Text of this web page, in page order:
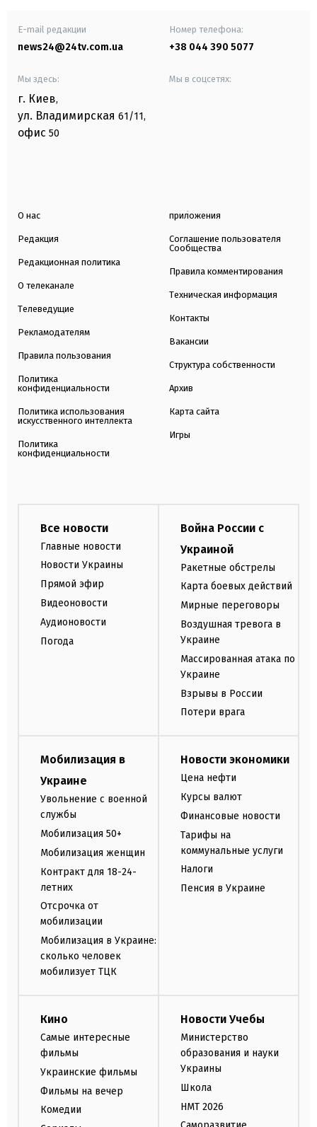
E-mail редакции
news24@24tv.com.ua
Номер телефона:
+38 044 390 5077
Мы здесь:
г. Киев,
ул. Владимирская 61/11,
офис 50
Мы в соцсетях:
О нас
Редакция
Редакционная политика
О телеканале
Телеведущие
Рекламодателям
Правила пользования
Политика
конфиденциальности
Политика использования
искусственного интеллекта
Политика
конфиденциальности
приложения
Соглашение пользователя
Сообщества
Правила комментирования
Техническая информация
Контакты
Вакансии
Структура собственности
Архив
Карта сайта
Игры
Все новости
Главные новости
Новости Украины
Прямой эфир
Видеоновости
Аудионовости
Погода
Война России с
Украиной
Ракетные обстрелы
Карта боевых действий
Мирные переговоры
Воздушная тревога в
Украине
Массированная атака по
Украине
Взрывы в России
Потери врага
Мобилизация в
Украине
Увольнение с военной
службы
Мобилизация 50+
Мобилизация женщин
Контракт для 18-24-
летних
Отсрочка от
мобилизации
Мобилизация в Украине:
сколько человек
мобилизует ТЦК
Новости экономики
Цена нефти
Курсы валют
Финансовые новости
Тарифы на
коммунальные услуги
Налоги
Пенсия в Украине
Кино
Самые интересные
фильмы
Украинские фильмы
Фильмы на вечер
Комедии
Новости Учебы
Министерство
образования и науки
Украины
Школа
НМТ 2026